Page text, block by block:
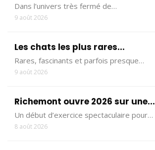
Dans l’univers très fermé de…
9 août 2026
Les chats les plus rares...
Rares, fascinants et parfois presque…
9 août 2026
Richemont ouvre 2026 sur une...
Un début d’exercice spectaculaire pour…
8 août 2026